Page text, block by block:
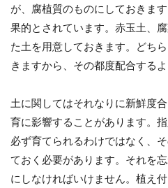
が、腐植質のものにしておきま
果的とされています。赤玉土、
た土を用意しておきます。どち
きますから、その都度配合するよ
土に関してはそれなりに新鮮度
育に影響することがあります。
必ず育てられるわけではなく、
ておく必要があります。それを
にしなければいけません。植え